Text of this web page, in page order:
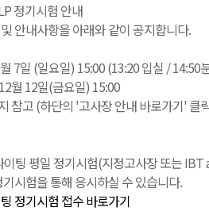
정기시험 안내
안내사항을 아래와 같이 공지합니다.
7일 (일요일) 15:00 (13:20 입실 / 14:50
월 12일(금요일) 15:00
참고 (하단의 '고사장 안내 바로가기' 클
팅 평일 정기시험(지정고사장 또는
시험을 통해 응시하실 수 있습니다.
정기시험 접수 바로가기